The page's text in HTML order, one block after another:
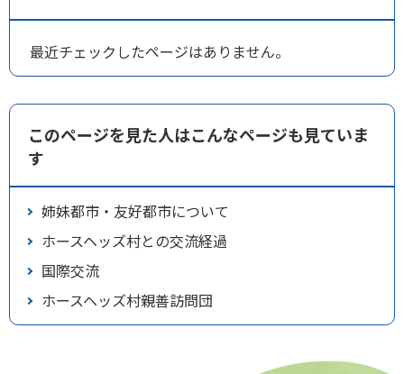
最近チェックしたページはありません。
このページを見た人はこんなページも見ていま
す
姉妹都市・友好都市について
ホースヘッズ村との交流経過
国際交流
ホースヘッズ村親善訪問団